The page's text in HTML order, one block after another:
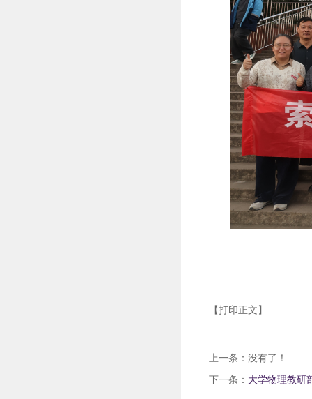
【打印正文】
上一条：没有了！
下一条： 大学物理教研